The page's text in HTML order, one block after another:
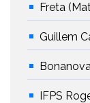
Freta
Guillem
IFPS